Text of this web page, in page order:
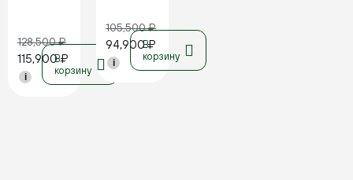
128,500₽
115,900₽
i
В
корзину
105,500₽
94,900₽
i
В
корзину